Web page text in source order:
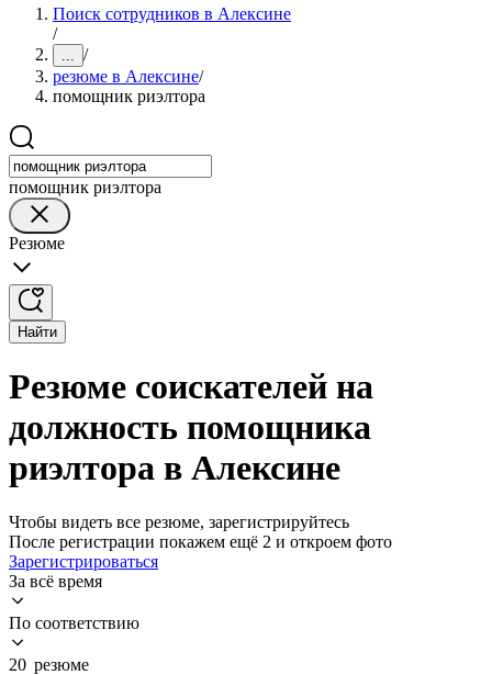
Поиск сотрудников в Алексине
/
... /
резюме в Алексине/
помощник риэлтора
помощник риэлтора
Резюме
Найти
Резюме соискателей на
должность помощника
риэлтора в Алексине
Чтобы видеть все резюме, зарегистрируйтесь
После регистрации покажем ещё 2 и откроем фото
Зарегистрироваться
За всё время
По соответствию
20 резюме